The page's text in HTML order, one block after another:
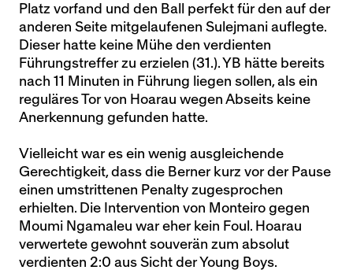
Platz vorfand und den Ball perfekt für den auf der
anderen Seite mitgelaufenen Sulejmani auflegte.
Dieser hatte keine Mühe den verdienten
Führungstreffer zu erzielen (31.). YB hätte bereits
nach 11 Minuten in Führung liegen sollen, als ein
reguläres Tor von Hoarau wegen Abseits keine
Anerkennung gefunden hatte.
Vielleicht war es ein wenig ausgleichende
Gerechtigkeit, dass die Berner kurz vor der Pause
einen umstrittenen Penalty zugesprochen
erhielten. Die Intervention von Monteiro gegen
Moumi Ngamaleu war eher kein Foul. Hoarau
verwertete gewohnt souverän zum absolut
verdienten 2:0 aus Sicht der Young Boys.